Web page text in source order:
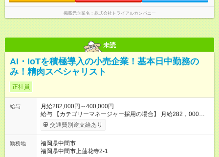
は1分単位で支給
掲載元企業名 株式会社トライアルカンパニー
未読
AI・IoTを積極導入の小売企業！基本日中勤務の
み！精肉スペシャリスト
正社員
給与
月給282,000円～400,000円
給与 【カテゴリーマネージャー採用の場合】 月給282，000円
～400，000円 【バイヤー経験がある方】 月給380，000円～ ※
当社規定の採用基準により、能力、年齢、 前職経験などを考慮
ラスしてもらえる手当・インセンティブ ◎残業手当 ◎住宅手当
◎通勤手当 ◎家族手当 ◎資格手当 ◎職位手当 ◎単身手当 ◎残業
交通費別途支給あり
勤務地
福岡県中間市
福岡県中間市上蓮花寺2-1